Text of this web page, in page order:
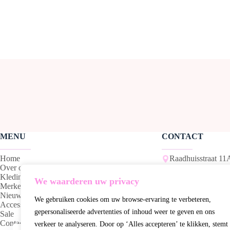
We waarderen uw privacy
We gebruiken cookies om uw browse-ervaring te verbeteren,
gepersonaliseerde advertenties of inhoud weer te geven en ons
verkeer te analyseren. Door op ‘Alles accepteren’ te klikken, stemt
MENU
Home
Over ons
Kleding
Merken
Nieuw
Accessoires
Sale
Contact
CONTACT
Raadhuisstraat
053-2307038
06-27452533